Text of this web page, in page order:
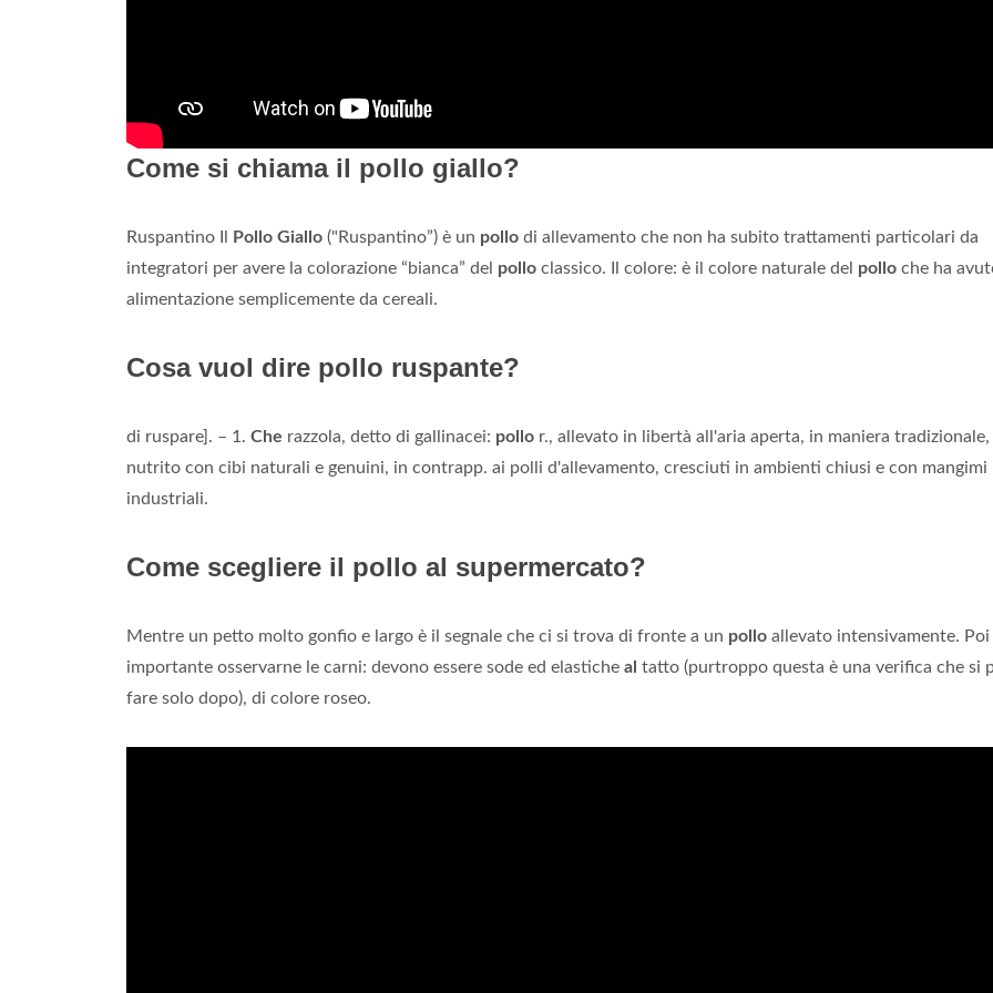
Come si chiama il pollo giallo?
Ruspantino Il Pollo Giallo ("Ruspantino”) è un pollo di allevamento che non ha subito trattamenti particolari da
integratori per avere la colorazione “bianca” del pollo classico. Il colore: è il colore naturale del pollo che ha
alimentazione semplicemente da cereali.
Cosa vuol dire pollo ruspante?
di ruspare]. – 1. Che razzola, detto di gallinacei: pollo r., allevato in libertà all'aria aperta, in maniera tradizionale,
nutrito con cibi naturali e genuini, in contrapp. ai polli d'allevamento, cresciuti in ambienti chiusi e con mangimi
industriali.
Come scegliere il pollo al supermercato?
Mentre un petto molto gonfio e largo è il segnale che ci si trova di fronte a un pollo allevato intensivamente. Poi
importante osservarne le carni: devono essere sode ed elastiche al tatto (purtroppo questa è una verifica che si
fare solo dopo), di colore roseo.